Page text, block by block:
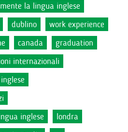
la lingua inglese
dublino
work experience
canada
graduation
internazionali
inglese
londra